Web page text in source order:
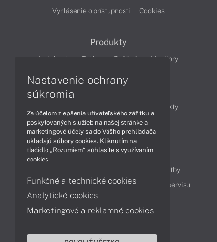
Vyhlásenie o prístupnosti
Cookies
Produkty
Notebooky Tablety Počítače Monitory
Produkty
Technológie
Videá
Obsah
Možnosti doručenia a platby
Podpora a servis
Servisné služby Cenník servisu
Kontakty
043 4224 771 Obchodné oddelenie
Nastavenie ochrany
súkromia
Za účelom zlepšenia užívateľského zážitku a
poskytovaných služieb na našej stránke a
marketingové účely sa do Vášho prehliadača
ukladajú súbory cookies. Kliknutím na
tlačidlo „Rozumiem“ súhlasíte s využívaním
cookies.
Funkčné a technické cookies
Analytické cookies
Marketingové a reklamné cookies